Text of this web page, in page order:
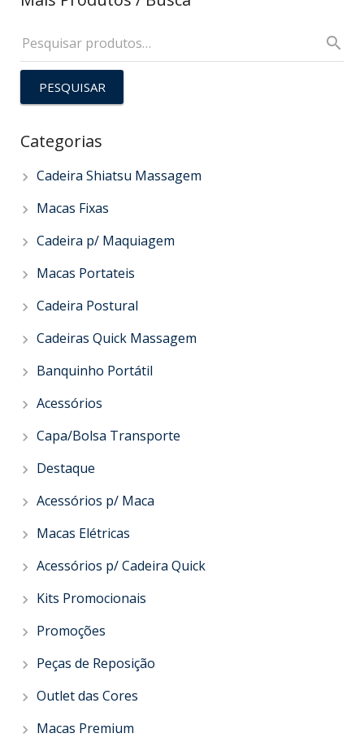
PESQUISAR
Categorias
Cadeira Shiatsu Massagem
Macas Fixas
Cadeira p/ Maquiagem
Macas Portateis
Cadeira Postural
Cadeiras Quick Massagem
Banquinho Portátil
Acessórios
Capa/Bolsa Transporte
Destaque
Acessórios p/ Maca
Macas Elétricas
Acessórios p/ Cadeira Quick
Kits Promocionais
Promoções
Peças de Reposição
Outlet das Cores
Macas Premium